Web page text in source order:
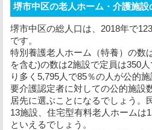
堺市中区の老人ホーム・介護施設
堺市中区の総人口は、2018年で
です。
特別養護老人ホーム（特養）の数
を含む)の数は2施設で定員は350
り多く5,795人で85％の人が公的
要介護認定者に対しての公的施設
居先に選ぶことになるでしょう。
13施設、住宅型有料老人ホームは
といえるでしょう。